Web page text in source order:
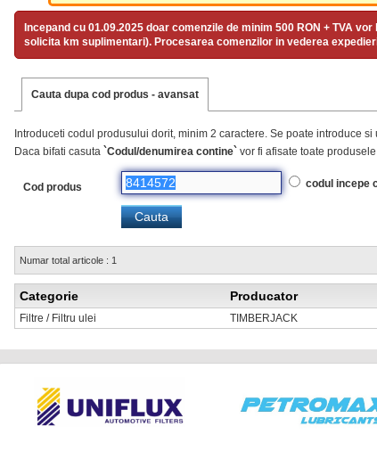
Incepand cu 01.09.2025 doar comenzile de minim 500 RON + TVA vor
solicita km suplimentari). Procesarea comenzilor in vederea
Cauta dupa cod produs - avansat
Introduceti codul produsului dorit, minim 2 caractere. Se poate introduce
Daca bifati casuta `Codul/denumirea contine` vor fi afisate toate
Cod produs codul incepe
Numar total articole : 1
Categorie Producator
Filtre / Filtru ulei TIMBERJACK